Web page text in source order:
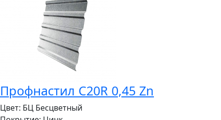
Профнастил C20R 0,45 Zn
Цвет: БЦ Бесцветный